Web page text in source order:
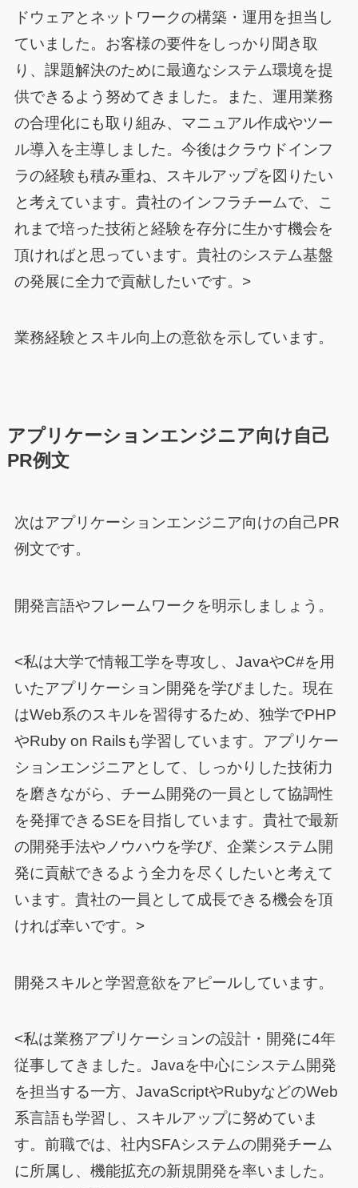
ドウェアとネットワークの構築・運用を担当し
ていました。お客様の要件をしっかり聞き取
り、課題解決のために最適なシステム環境を提
供できるよう努めてきました。また、運用業務
の合理化にも取り組み、マニュアル作成やツー
ル導入を主導しました。今後はクラウドインフ
ラの経験も積み重ね、スキルアップを図りたい
と考えています。貴社のインフラチームで、こ
れまで培った技術と経験を存分に生かす機会を
頂ければと思っています。貴社のシステム基盤
の発展に全力で貢献したいです。>
業務経験とスキル向上の意欲を示しています。
アプリケーションエンジニア向け自己
PR例文
次はアプリケーションエンジニア向けの自己PR
例文です。
開発言語やフレームワークを明示しましょう。
<私は大学で情報工学を専攻し、JavaやC#を用
いたアプリケーション開発を学びました。現在
はWeb系のスキルを習得するため、独学でPHP
やRuby on Railsも学習しています。アプリケー
ションエンジニアとして、しっかりした技術力
を磨きながら、チーム開発の一員として協調性
を発揮できるSEを目指しています。貴社で最新
の開発手法やノウハウを学び、企業システム開
発に貢献できるよう全力を尽くしたいと考えて
います。貴社の一員として成長できる機会を頂
ければ幸いです。>
開発スキルと学習意欲をアピールしています。
<私は業務アプリケーションの設計・開発に4年
従事してきました。Javaを中心にシステム開発
を担当する一方、JavaScriptやRubyなどのWeb
系言語も学習し、スキルアップに努めていま
す。前職では、社内SFAシステムの開発チーム
に所属し、機能拡充の新規開発を率いました。